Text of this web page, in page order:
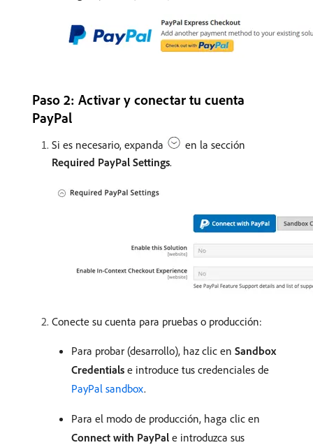
Paso 2: Activar y conectar tu cuenta
PayPal
Si es necesario, expanda
en la sección
Required PayPal Settings.
Conecte su cuenta para pruebas o producción:
Para probar (desarrollo), haz clic en Sandbox
Credentials e introduce tus credenciales de
PayPal sandbox.
Para el modo de producción, haga clic en
Connect with PayPal e introduzca sus